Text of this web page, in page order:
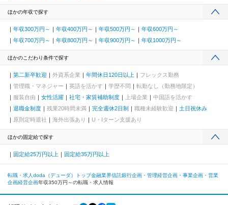
ほかの年収で探す
年収300万円～ 年収400万円～ 年収500万円～
年収600万円～
年収700万円～
年収800万円～ 年収900万円～ 年収1000万円～
ほかのこだわり条件で探す
第二新卒歓迎 外資系企業 年間休日120日以上
フレックス勤務
管理職・マネジャー
英語を活かす 学歴不問
転勤なし（勤務地限定）
服装自由
女性活躍 社宅・家賃補助制度 上場企業
中国語を活かす
退職金制度
残業20時間未満 完全週休2日制 職種未経験歓迎
土日祝休み
原則定時退社
海外出張あり U・Iターン支援あり
ほかの固定給で探す
固定給25万円以上 固定給35万円以上
転職・求人doda（デューダ）トップ金融業界信託銀行企画・管理経営企画・事業企画・営業
企画経営企画年収350万円～の転職・求人情報